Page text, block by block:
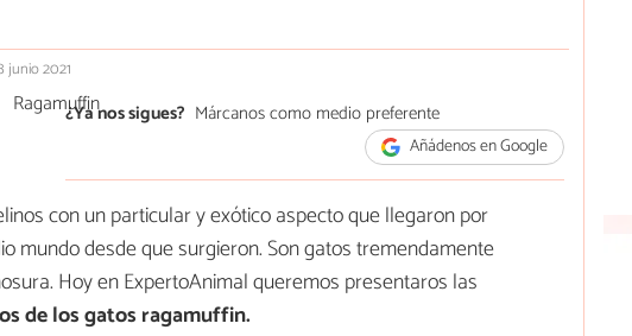
junio 2021
¿Ya nos sigues? Márcanos como medio preferente
Añádenos en Google
con un particular y exótico aspecto que llegaron por
mundo desde que surgieron. Son gatos tremendamente
Hoy en ExpertoAnimal queremos presentaros las
de los gatos ragamuffin.